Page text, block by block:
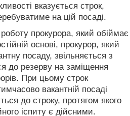
вказується строк,
на цій посаді.
прокурора, який обіймає
основі, прокурор, який
посаду, звільняється з
до резерву на заміщення
При цьому строк
вакантній посаді
до строку, протягом якого
іспиту є дійсними.